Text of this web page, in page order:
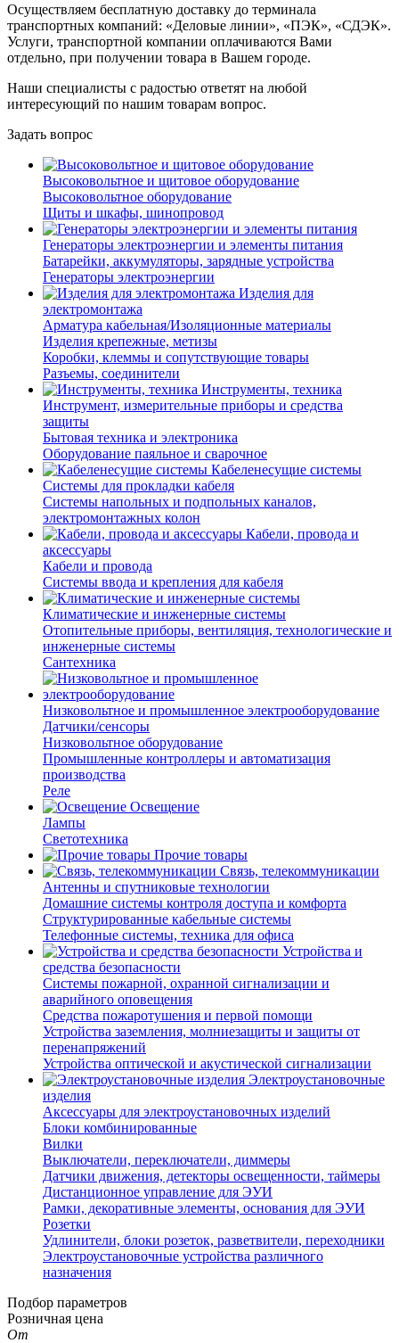
Осуществляем бесплатную доставку до терминала
транспортных компаний: «Деловые линии», «ПЭК», «СДЭК».
Услуги, транспортной компании оплачиваются Вами
отдельно, при получении товара в Вашем городе.
Наши специалисты с радостью ответят на любой
интересующий по нашим товарам вопрос.
Задать вопрос
Высоковольтное и щитовое оборудование
Высоковольтное оборудование
Щиты и шкафы, шинопровод
Генераторы электроэнергии и элементы питания
Батарейки, аккумуляторы, зарядные устройства
Генераторы электроэнергии
Изделия для
электромонтажа
Арматура кабельная/Изоляционные материалы
Изделия крепежные, метизы
Коробки, клеммы и сопутствующие товары
Разъемы, соединители
Инструменты, техника
Инструмент, измерительные приборы и средства
защиты
Бытовая техника и электроника
Оборудование паяльное и сварочное
Кабеленесущие системы
Системы для прокладки кабеля
Системы напольных и подпольных каналов,
электромонтажных колон
Кабели, провода и
аксессуары
Кабели и провода
Системы ввода и крепления для кабеля
Климатические и инженерные системы
Отопительные приборы, вентиляция, технологические и
инженерные системы
Сантехника
Низковольтное и промышленное электрооборудование
Датчики/сенсоры
Низковольтное оборудование
Промышленные контроллеры и автоматизация
производства
Реле
Освещение
Лампы
Светотехника
Прочие товары
Связь, телекоммуникации
Антенны и спутниковые технологии
Домашние системы контроля доступа и комфорта
Структурированные кабельные системы
Телефонные системы, техника для офиса
Устройства и
средства безопасности
Системы пожарной, охранной сигнализации и
аварийного оповещения
Средства пожаротушения и первой помощи
Устройства заземления, молниезащиты и защиты от
перенапряжений
Устройства оптической и акустической сигнализации
Электроустановочные
изделия
Аксессуары для электроустановочных изделий
Блоки комбинированные
Вилки
Выключатели, переключатели, диммеры
Датчики движения, детекторы освещенности, таймеры
Дистанционное управление для ЭУИ
Рамки, декоративные элементы, основания для ЭУИ
Розетки
Удлинители, блоки розеток, разветвители, переходники
Электроустановочные устройства различного
назначения
Подбор параметров
Розничная цена
От